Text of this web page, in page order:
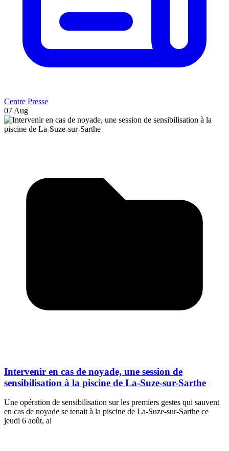
Centre Presse
07 Aug
Intervenir en cas de noyade, une session de
sensibilisation à la piscine de La-Suze-sur-Sarthe
Une opération de sensibilisation sur les premiers gestes qui sauvent
en cas de noyade se tenait à la piscine de La-Suze-sur-Sarthe ce
jeudi 6 août, al